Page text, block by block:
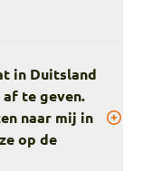
in Duitsland
te geven.
naar mij in
op de